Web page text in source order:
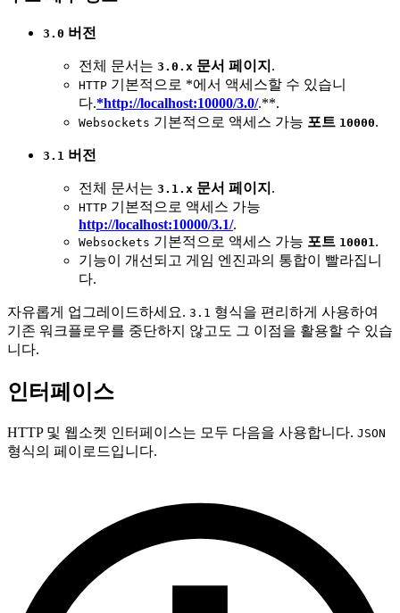
3.0 버전
전체 문서는 3.0.x 문서 페이지 .
HTTP 기본적으로 *에서 액세스할 수 있습니
다.*http://localhost:10000/3.0/.**.
Websockets 기본적으로 액세스 가능 포트 10000.
3.1 버전
전체 문서는 3.1.x 문서 페이지 .
HTTP 기본적으로 액세스 가능
http://localhost:10000/3.1/.
Websockets 기본적으로 액세스 가능 포트 10001 .
기능이 개선되고 게임 엔진과의 통합이 빨라집니
다.
자유롭게 업그레이드하세요. 3.1 형식을 편리하게 사용하여
기존 워크플로우를 중단하지 않고도 그 이점을 활용할 수 있습
니다.
인터페이스
HTTP 및 웹소켓 인터페이스는 모두 다음을 사용합니다. JSON
형식의 페이로드입니다.